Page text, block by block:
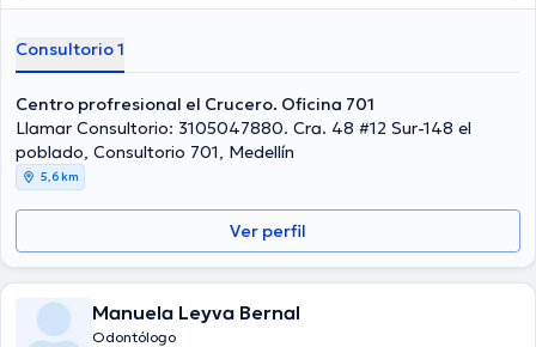
hacemos.
Consultorio 1
Centro profresional el Crucero. Oficina 701
Llamar Consultorio: 3105047880. Cra. 48 #12 Sur-148 el
poblado, Consultorio 701, Medellín
5,6 km
Ver perfil
Manuela Leyva Bernal
Odontólogo